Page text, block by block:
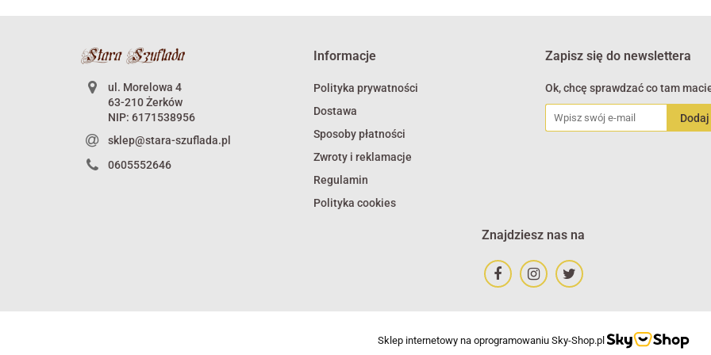
ul. Morelowa 4
63-210 Żerków
NIP: 6171538956
sklep@stara-szuflada.pl
0605552646
Informacje
Polityka prywatności
Dostawa
Sposoby płatności
Zwroty i reklamacje
Regulamin
Polityka cookies
Zapisz się do newslettera
Ok, chcę sprawdzać co tam
Znajdziesz nas na
Sklep internetowy na oprogramowaniu Sky-Shop.pl